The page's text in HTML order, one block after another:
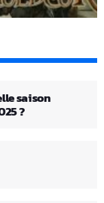
saison
?